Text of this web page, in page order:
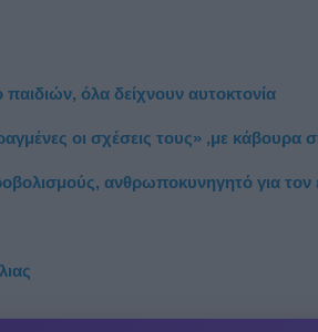
όλα δείχνουν αυτοκτονία
οι σχέσεις τους» ,με
ανθρωποκυνηγητό για